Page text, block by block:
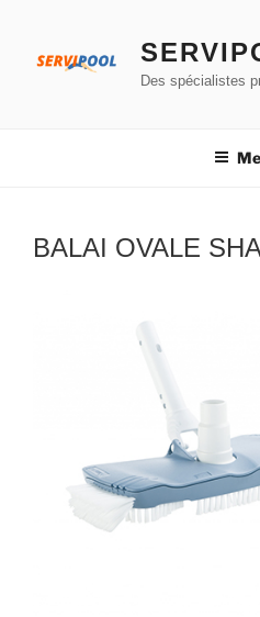
contenu
Des spécialistes
BALAI OVALE